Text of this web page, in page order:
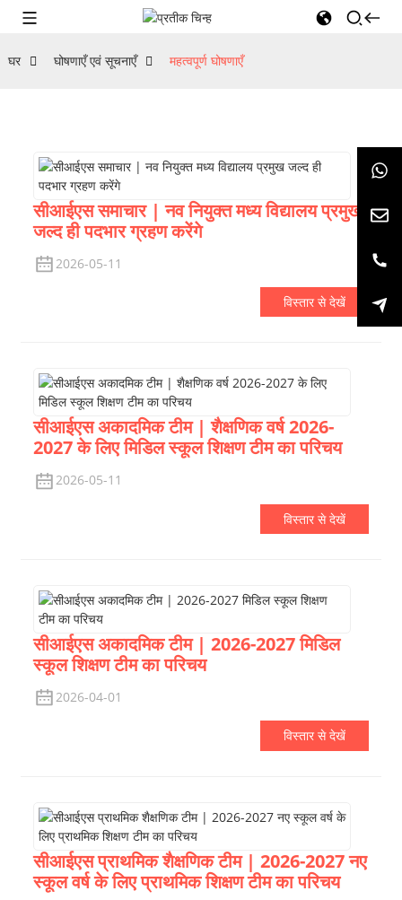
घर घोषणाएँ एवं सूचनाएँ महत्वपूर्ण घोषणाएँ
सीआईएस समाचार | नव नियुक्त मध्य विद्यालय प्रमुख
जल्द ही पदभार ग्रहण करेंगे
2026-05-11
विस्तार से देखें
सीआईएस अकादमिक टीम | शैक्षणिक वर्ष 2026-
2027 के लिए मिडिल स्कूल शिक्षण टीम का परिचय
2026-05-11
विस्तार से देखें
सीआईएस अकादमिक टीम | 2026-2027 मिडिल
स्कूल शिक्षण टीम का परिचय
2026-04-01
विस्तार से देखें
सीआईएस प्राथमिक शैक्षणिक टीम | 2026-2027 नए
स्कूल वर्ष के लिए प्राथमिक शिक्षण टीम का परिचय